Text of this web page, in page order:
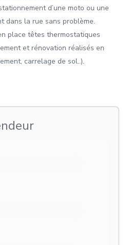
d’une moto ou une
dans la rue sans problème.
place têtes thermostatiques
et rénovation réalisés en
carrelage de sol..).